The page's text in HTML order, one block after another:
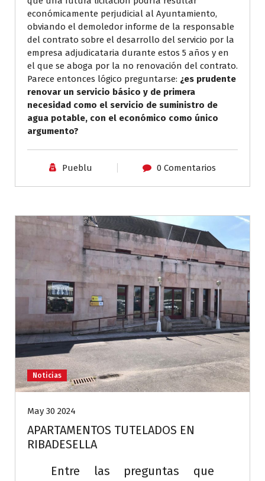
económicamente perjudicial al Ayuntamiento,
obviando el demoledor informe de la responsable
del contrato sobre el desarrollo del servicio por la
empresa adjudicataria durante estos 5 años y en
el que se aboga por la no renovación del contrato.
Parece entonces lógico preguntarse: ¿es prudente
renovar un servicio básico y de primera
necesidad como el servicio de suministro de
agua potable, con el económico como único
argumento?
Pueblu 0 Comentarios
Noticias
May 30 2024
APARTAMENTOS TUTELADOS EN
RIBADESELLA
Entre las preguntas que